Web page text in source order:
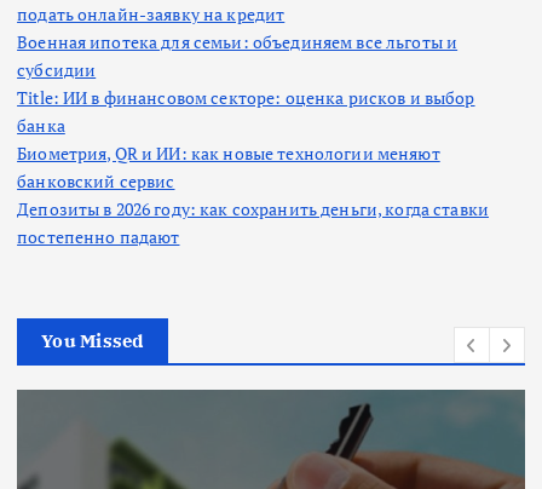
подать онлайн-заявку на кредит
Военная ипотека для семьи: объединяем все льготы и
субсидии
Title: ИИ в финансовом секторе: оценка рисков и выбор
банка
Биометрия, QR и ИИ: как новые технологии меняют
банковский сервис
Депозиты в 2026 году: как сохранить деньги, когда ставки
постепенно падают
You Missed